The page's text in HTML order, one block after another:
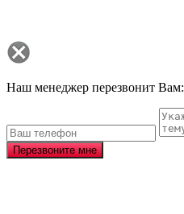
Наш менеджер перезвонит Вам:
Перезвоните мне